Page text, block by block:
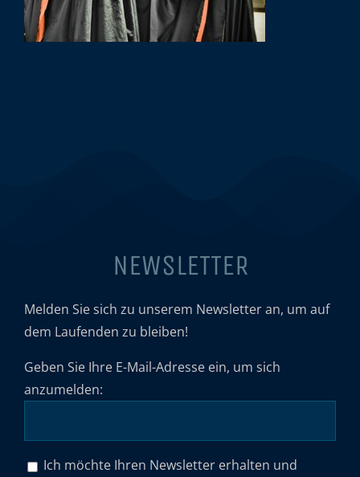
NEWSLETTER
Melden Sie sich zu unserem Newsletter an, um auf
dem Laufenden zu bleiben!
Geben Sie Ihre E-Mail-Adresse ein, um sich
anzumelden:
Ich möchte Ihren Newsletter erhalten und